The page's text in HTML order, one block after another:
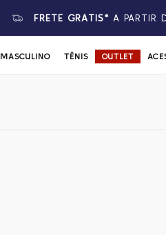
FRETE GRÁTIS* A PARTIR
MASCULINO TÊNIS OUTLET